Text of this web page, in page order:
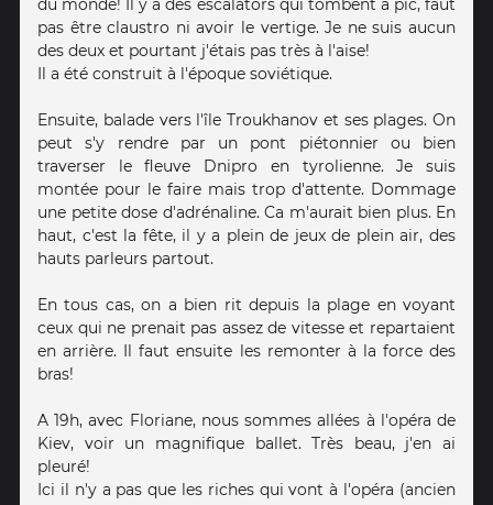
pas être claustro ni avoir le vertige. Je ne suis aucun
des deux et pourtant j'étais pas très à l'aise!
Il a été construit à l'époque soviétique.
Ensuite, balade vers l'île Troukhanov et ses plages. On
peut s'y rendre par un pont piétonnier ou bien
traverser le fleuve Dnipro en tyrolienne. Je suis
montée pour le faire mais trop d'attente. Dommage
une petite dose d'adrénaline. Ca m'aurait bien plus. En
haut, c'est la fête, il y a plein de jeux de plein air, des
hauts parleurs partout.
En tous cas, on a bien rit depuis la plage en voyant
ceux qui ne prenait pas assez de vitesse et repartaient
en arrière. Il faut ensuite les remonter à la force des
bras!
A 19h, avec Floriane, nous sommes allées à l'opéra de
Kiev, voir un magnifique ballet. Très beau, j'en ai
pleuré!
Ici il n'y a pas que les riches qui vont à l'opéra (ancien